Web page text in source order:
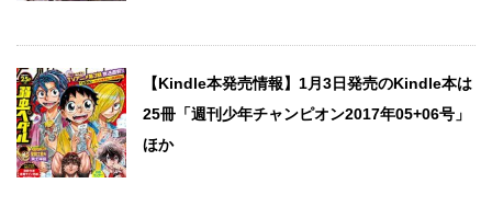
【Kindle本発売情報】1月3日発売のKindle本は
25冊「週刊少年チャンピオン2017年05+06号」
ほか